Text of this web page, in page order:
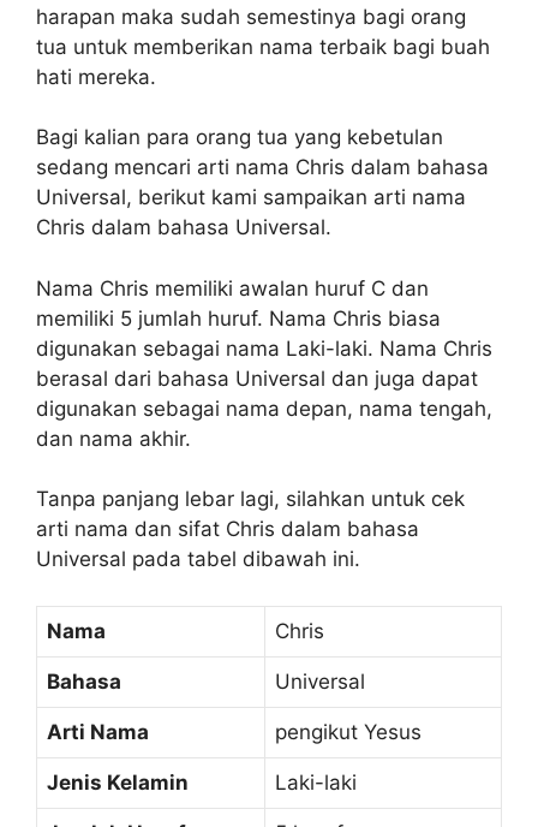
harapan maka sudah semestinya bagi orang
tua untuk memberikan nama terbaik bagi buah
hati mereka.
Bagi kalian para orang tua yang kebetulan
sedang mencari arti nama Chris dalam bahasa
Universal, berikut kami sampaikan arti nama
Chris dalam bahasa Universal.
Nama Chris memiliki awalan huruf C dan
memiliki 5 jumlah huruf. Nama Chris biasa
digunakan sebagai nama Laki-laki. Nama Chris
berasal dari bahasa Universal dan juga dapat
digunakan sebagai nama depan, nama tengah,
dan nama akhir.
Tanpa panjang lebar lagi, silahkan untuk cek
arti nama dan sifat Chris dalam bahasa
Universal pada tabel dibawah ini.
Nama Chris
Bahasa Universal
Arti Nama pengikut Yesus
Jenis Kelamin Laki-laki